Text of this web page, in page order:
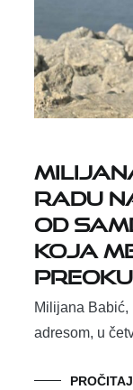
RADU
OD
KOJA
Milijana
adresom, u